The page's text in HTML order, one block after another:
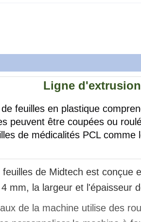
Ligne
feuilles en plastique
peuvent être coupées ou
de médicalités PCL
de Midtech est conçue
mm, la largeur et l'épaisseur
de la machine utilise des